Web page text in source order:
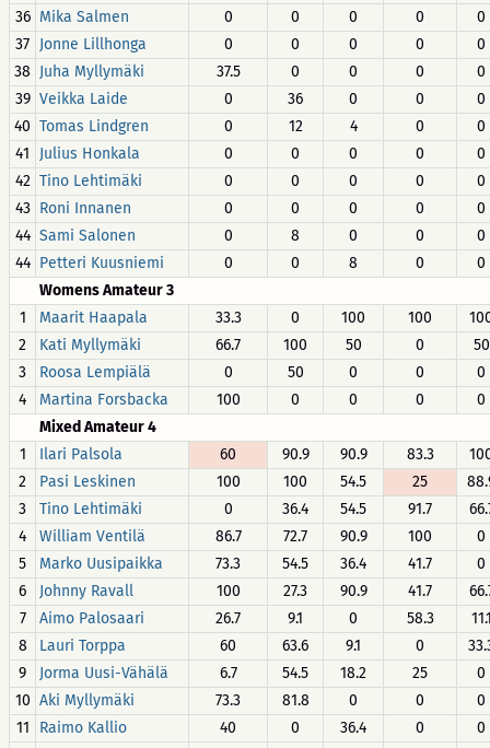
36 Mika Salmen 0 0 0 0
0
37 Jonne Lillhonga 0 0 0 0
0
38 Juha Myllymäki 37.5 0 0 0
0
39 Veikka Laide 0 36 0 0
0
40 Tomas Lindgren 0 12 4 0
0
41
Julius Honkala 0 0 0 0
0
42 Tino Lehtimäki 0 0 0 0
0
43 Roni Innanen 0 0 0 0
0
44 Sami Salonen 0 8 0 0
0
44 Petteri Kuusniemi 0 0 8 0
0
Womens Amateur 3
1
Maarit Haapala 33.3 0 100 100
2
Kati Myllymäki 66.7 100 50 0
50
3
Roosa Lempiälä 0 50 0 0
0
4
Martina Forsbacka 100 0 0 0
0
Mixed Amateur 4
1
Ilari Palsola 60 90.9 90.9 83.3
2
Pasi Leskinen 100 100 54.5 25
3
Tino Lehtimäki 0 36.4 54.5 91.7
4
William Ventilä 86.7 72.7 90.9 100
0
5
Marko Uusipaikka 73.3 54.5 36.4 41.7
0
6
Johnny Ravall 100 27.3 90.9 41.7
7
Aimo Palosaari 26.7 9.1 0 58.3
8
Lauri Torppa 60 63.6 9.1 0
9
Jorma Uusi-Vähälä 6.7 54.5 18.2 25
0
10 Aki Myllymäki 73.3 81.8 0 0
0
11
Raimo Kallio 40 0 36.4 0
0